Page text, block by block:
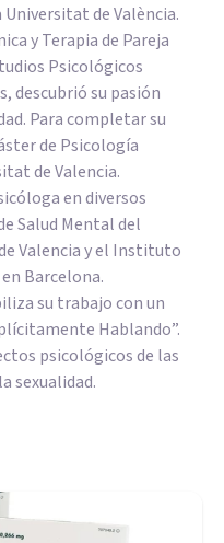
de València.
y Terapia de Pareja
Psicológicos
descubrió su pasión
Para completar su
de Psicología
de Valencia.
en diversos
Salud Mental del
Valencia y el Instituto
Barcelona.
su trabajo con un
Hablando”.
psicológicos de las
sexualidad.